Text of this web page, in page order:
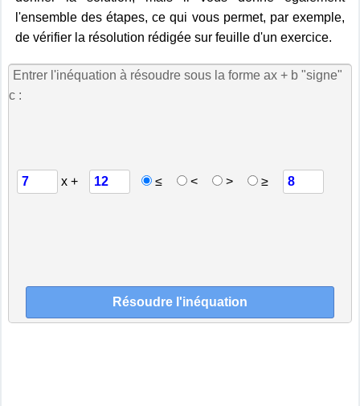
l'ensemble des étapes, ce qui vous permet, par exemple,
de vérifier la résolution rédigée sur feuille d'un exercice.
Entrer l'inéquation à résoudre sous la forme ax + b "signe"
c :
x + ≤ < > ≥